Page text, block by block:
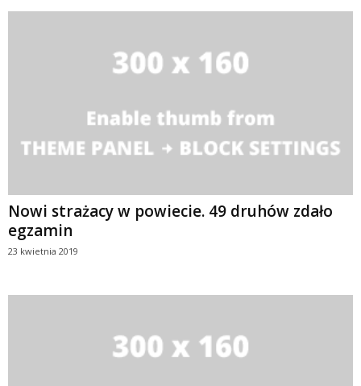
Nowi strażacy w powiecie. 49 druhów zdało
egzamin
23 kwietnia 2019